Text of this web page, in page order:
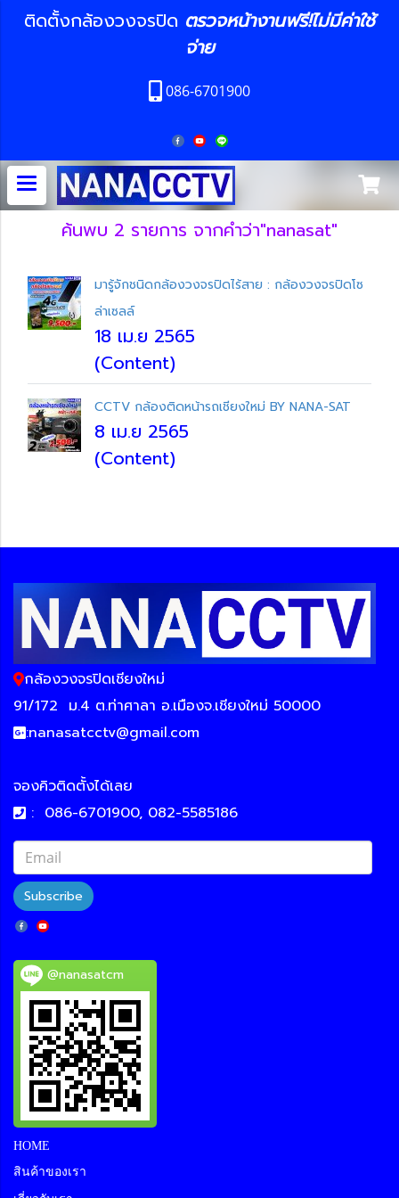
ติดตั้งกล้องวงจรปิด ตรวจหน้างานฟรี!ไม่มีค่าใช้
จ่าย
086-6701900
ค้นพบ 2 รายการ จากคำว่า"nanasat"
มารู้จักชนิดกล้องวงจรปิดไร้สาย : กล้องวงจรปิดโซ
ล่าเซลล์
18 เม.ย 2565
(Content)
CCTV กล้องติดหน้ารถเชียงใหม่ BY NANA-SAT
8 เม.ย 2565
(Content)
กล้องวงจรปิดเชียงใหม่
91/172 ม.4 ต.ท่าศาลา อ.เมืองจ.เชียงใหม่ 50000
:nanasatcctv@gmail.com
จองคิวติดตั้งได้เลย
: 086-6701900, 082-5585186
Subscribe
@nanasatcm
HOME
สินค้าของเรา